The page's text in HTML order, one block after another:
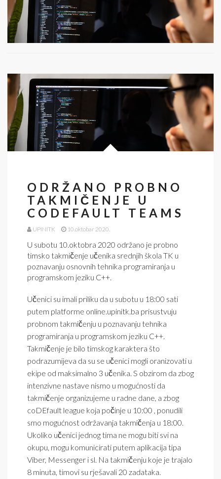
ODRŽANO PROBNO
TAKMIČENJE U
CODEFAULT TEAMS
UPINITK 10.oktobar 2020.
U subotu 10.oktobra 2020 održano je probno
timsko takmičenje učenika srednjih škola TK u
poznavanju osnovnih tehnika programiranja u
programskom jeziku C++.
Učenici su imali priliku da u subotu u 18:00 sati
putem platforme online.upinitk.ba prisustvuju
probnom takmičenju u poznavanju tehnika
programiranja u programskom jeziku C++.
Takmičenje je bilo timskog karaktera što
podrazumijeva da su se učenici mogli oranizovati u
ekipe od maksimalno 3 učenika. S obzirom da zbog
intenzivne nastave nismo u mogućnosti da
takmičenje organizujeme u radne dane, a zbog
coDEfault league koja počinje u 10:00 , ponudili
smo mogućnost održavanja takmičenja u 18:00.
Ukoliko učenici jednog tima ne mogu biti svi na
okupu, mogu komunicirati putem aplikacija tipa
Viber, Messenger i sl. Na takmičenju koje je trajalo
8 minuta, timovi su rješavali 20 zadataka.